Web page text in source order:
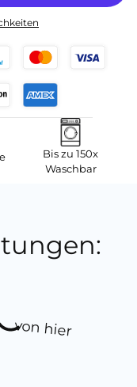
Bis zu 150x
Waschbar
von hier